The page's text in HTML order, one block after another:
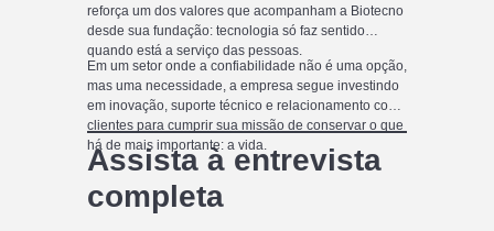
reforça um dos valores que acompanham a Biotecno
desde sua fundação: tecnologia só faz sentido
quando está a serviço das pessoas.
Em um setor onde a confiabilidade não é uma opção,
mas uma necessidade, a empresa segue investindo
em inovação, suporte técnico e relacionamento com
clientes para cumprir sua missão de conservar o que
há de mais importante: a vida.
Assista à entrevista
completa